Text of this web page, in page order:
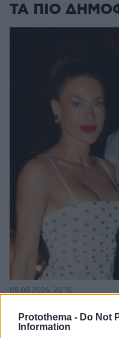
Protothema - Do Not
Information
ΤΑ ΠΙΟ
Η εξομολόγηση της
Ανησυχώ μήπως
χρειαζόμαστε και
05.08.2026, 20:15